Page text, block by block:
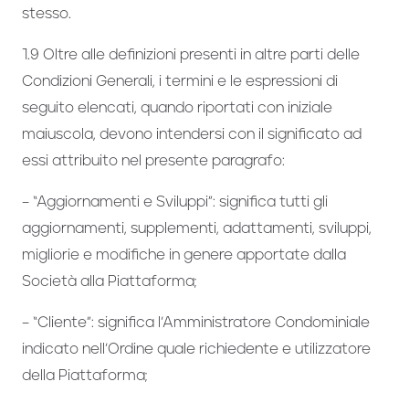
stesso.
1.9 Oltre alle definizioni presenti in altre parti delle
Condizioni Generali, i termini e le espressioni di
seguito elencati, quando riportati con iniziale
maiuscola, devono intendersi con il significato ad
essi attribuito nel presente paragrafo:
– “Aggiornamenti e Sviluppi”: significa tutti gli
aggiornamenti, supplementi, adattamenti, sviluppi,
migliorie e modifiche in genere apportate dalla
Società alla Piattaforma;
– “Cliente”: significa l’Amministratore Condominiale
indicato nell’Ordine quale richiedente e utilizzatore
della Piattaforma;